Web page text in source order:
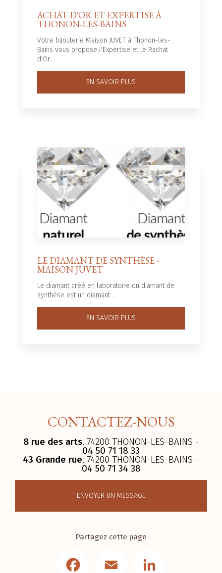
ACHAT D'OR ET EXPERTISE À
THONON-LES-BAINS
Votre bijouterie Maison JUVET à Thonon-les-
Bains vous propose l'Expertise et le Rachat
d'Or....
EN SAVOIR PLUS
LE DIAMANT DE SYNTHÈSE -
MAISON JUVET
Le diamant créé en laboratoire ou diamant de
synthèse est un diamant....
EN SAVOIR PLUS
CONTACTEZ-NOUS
8 rue des arts, 74200 THONON-LES-BAINS -
04 50 71 18 33
43 Grande rue, 74200 THONON-LES-BAINS -
04 50 71 34 38
ENVOYER UN MESSAGE
Partagez cette page